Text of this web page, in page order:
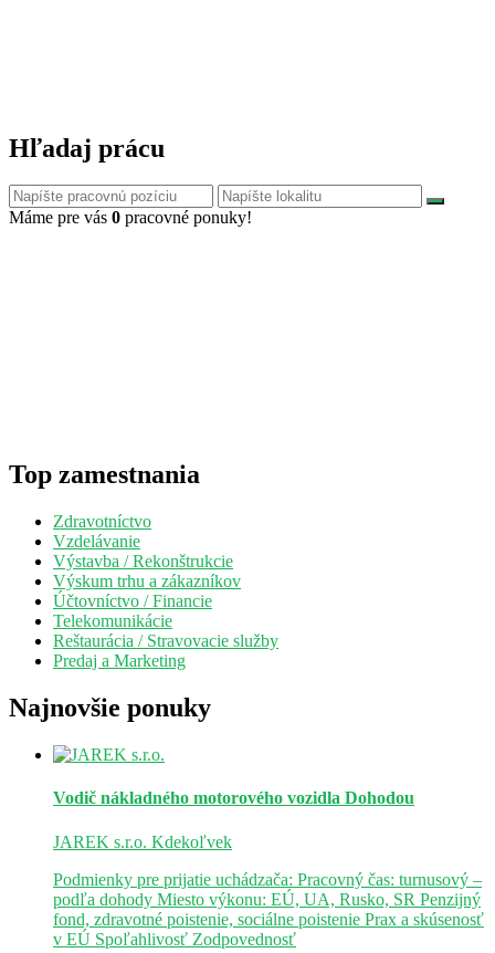
Hľadaj prácu
Máme pre vás 0 pracovné ponuky!
Top zamestnania
Zdravotníctvo
Vzdelávanie
Výstavba / Rekonštrukcie
Výskum trhu a zákazníkov
Účtovníctvo / Financie
Telekomunikácie
Reštaurácia / Stravovacie služby
Predaj a Marketing
Najnovšie ponuky
Vodič nákladného motorového vozidla Dohodou
JAREK s.r.o. Kdekoľvek
Podmienky pre prijatie uchádzača: Pracovný čas: turnusový –
podľa dohody Miesto výkonu: EÚ, UA, Rusko, SR Penzijný
fond, zdravotné poistenie, sociálne poistenie Prax a skúsenosť
v EÚ Spoľahlivosť Zodpovednosť